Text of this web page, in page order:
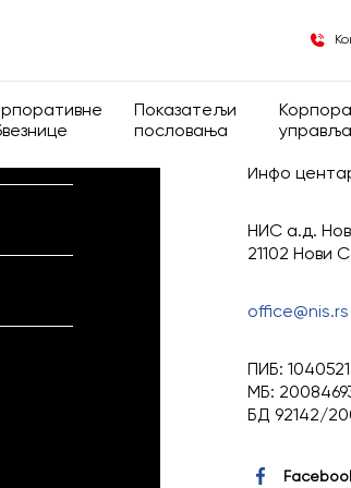
информације
Показатељи
пословања
Финансијски показатељи
Оперативни показатељи
Група
Кодекс
Инфо
НИС а.д.
21102 Нови
office@nis.rs
ПИБ:
МБ:
БД 92142/